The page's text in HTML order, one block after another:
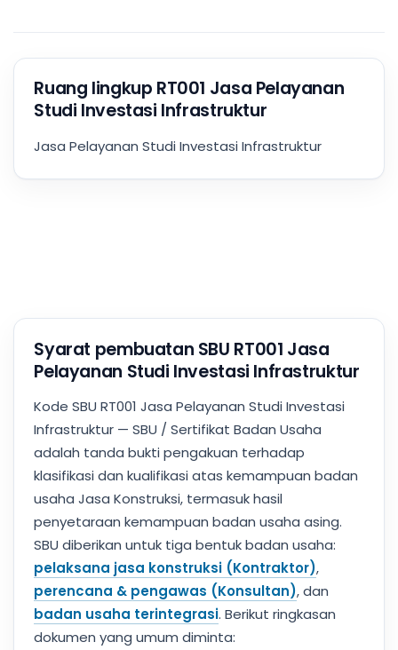
Ruang lingkup RT001 Jasa Pelayanan
Studi Investasi Infrastruktur
Jasa Pelayanan Studi Investasi Infrastruktur
Syarat pembuatan SBU RT001 Jasa
Pelayanan Studi Investasi Infrastruktur
Kode SBU RT001 Jasa Pelayanan Studi Investasi
Infrastruktur — SBU / Sertifikat Badan Usaha
adalah tanda bukti pengakuan terhadap
klasifikasi dan kualifikasi atas kemampuan badan
usaha Jasa Konstruksi, termasuk hasil
penyetaraan kemampuan badan usaha asing.
SBU diberikan untuk tiga bentuk badan usaha:
pelaksana jasa konstruksi (Kontraktor),
perencana & pengawas (Konsultan), dan
badan usaha terintegrasi. Berikut ringkasan
dokumen yang umum diminta: